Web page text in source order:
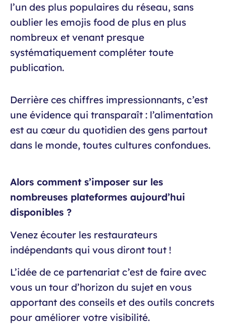
l’un des plus populaires du réseau, sans
oublier les emojis food de plus en plus
nombreux et venant presque
systématiquement compléter toute
publication.
Derrière ces chiffres impressionnants, c’est
une évidence qui transparaît : l’alimentation
est au cœur du quotidien des gens partout
dans le monde, toutes cultures confondues.
Alors comment s’imposer sur les
nombreuses plateformes aujourd’hui
disponibles ?
Venez écouter les restaurateurs
indépendants qui vous diront tout !
L’idée de ce partenariat c’est de faire avec
vous un tour d’horizon du sujet en vous
apportant des conseils et des outils concrets
pour améliorer votre visibilité.